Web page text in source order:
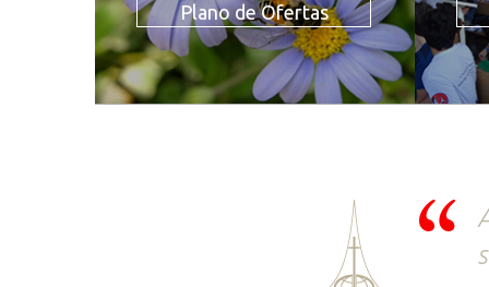
Plano de Ofertas